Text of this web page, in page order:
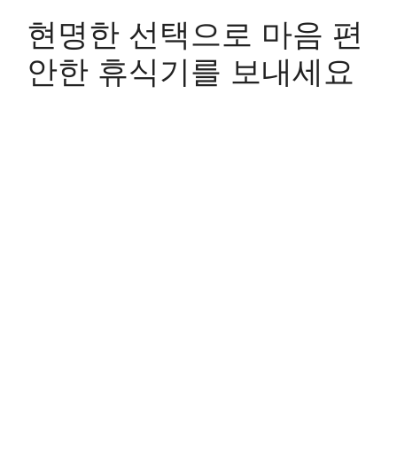
현명한 선택으로 마음 편
안한 휴식기를 보내세요